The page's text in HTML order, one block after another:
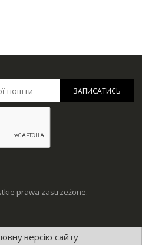
ЗАПИСАТИСЬ
prawa zastrzeżone.
версію сайту